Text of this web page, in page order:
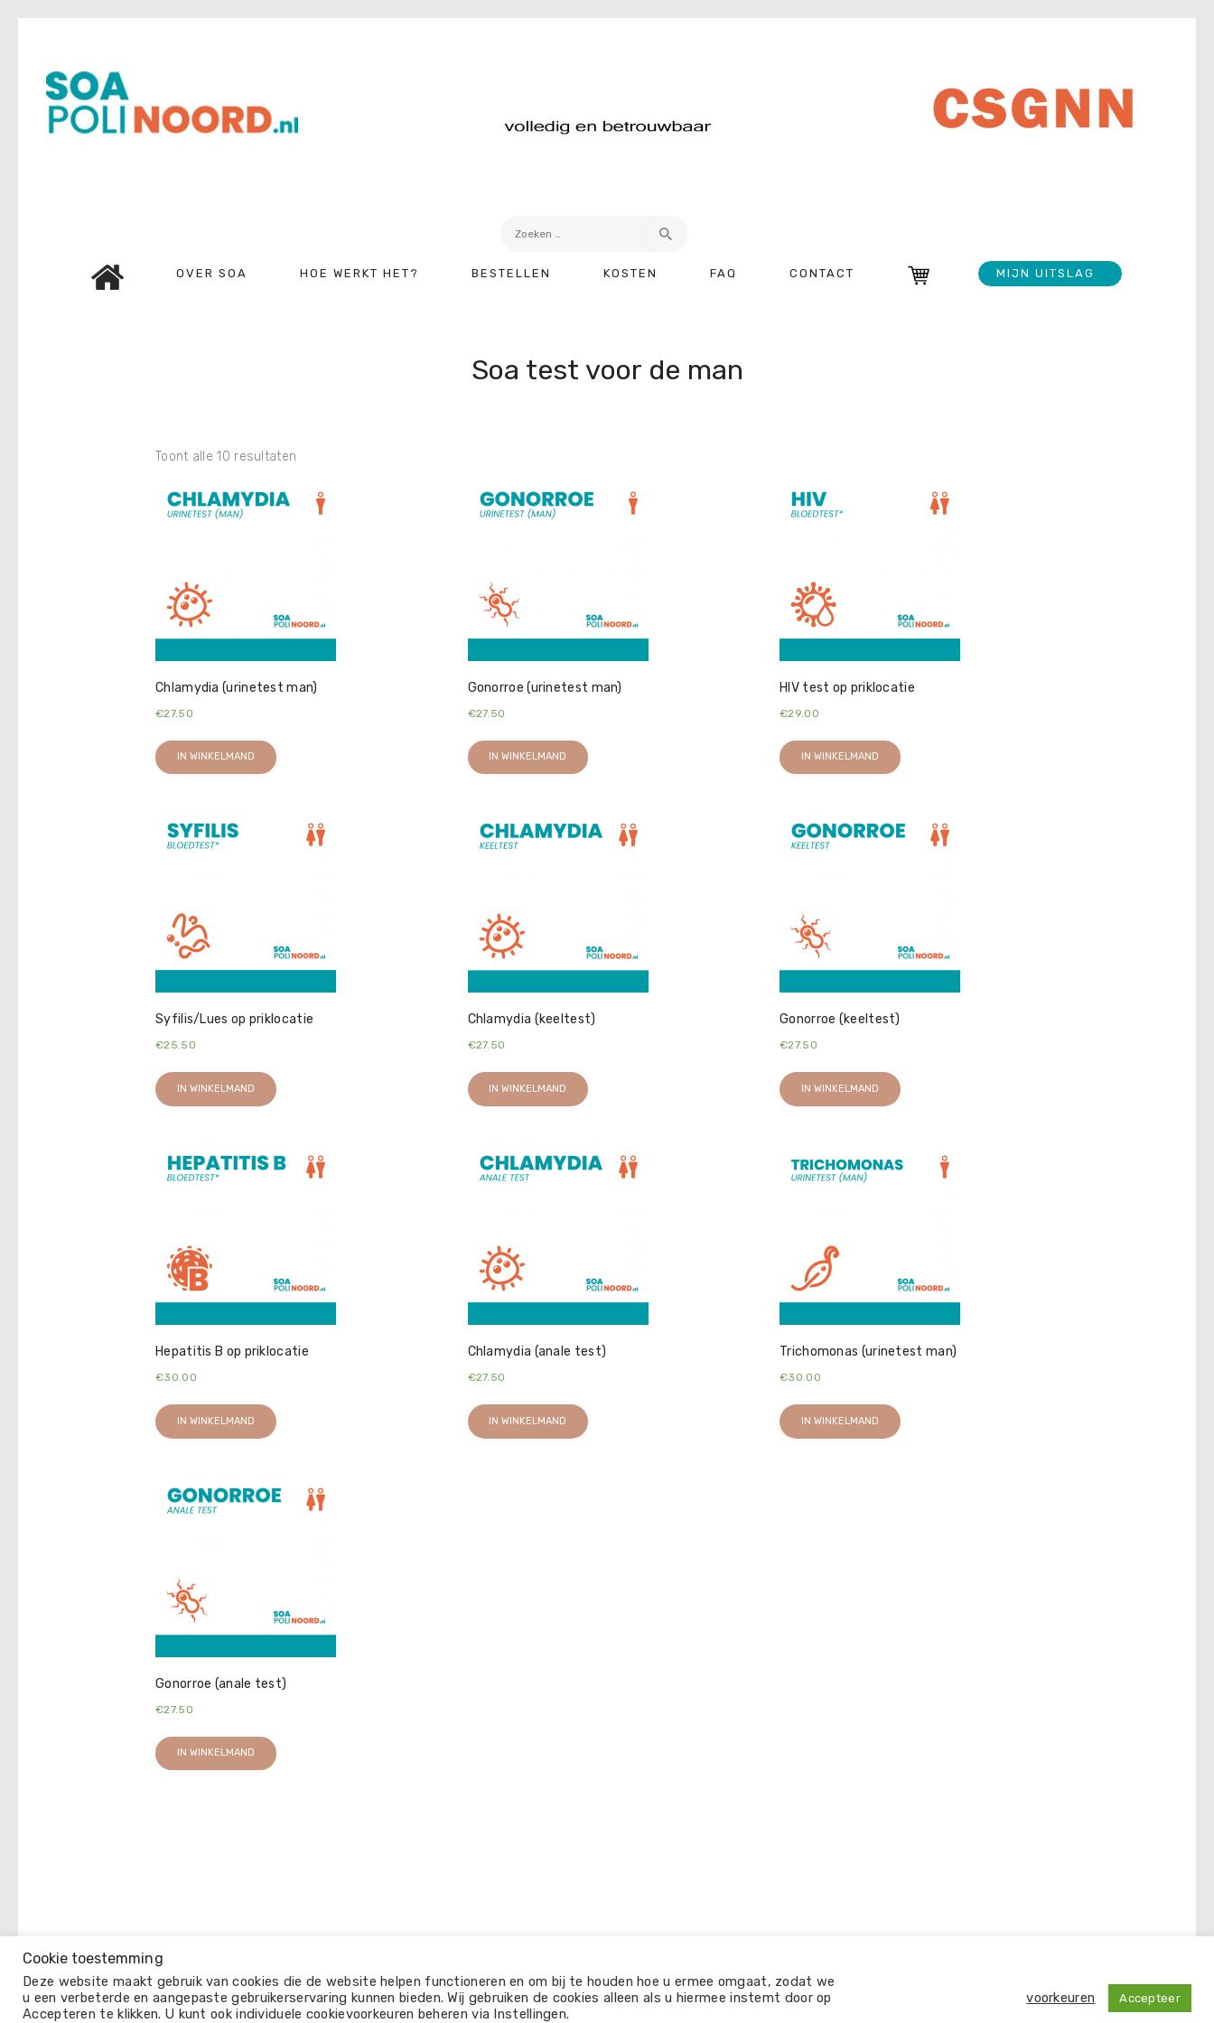
OVER SOA HOE WERKT HET? BESTELLEN KOSTEN FAQ CONTACT MIJN UITSLAG
Soa test voor de man
Over soa
Hoe werkt het?
Bestellen
Contact
Toont alle 10 resultaten
Chlamydia (urinetest man)
€27.50
IN WINKELMAND
Gonorroe (urinetest man)
€27.50
IN WINKELMAND
HIV test op priklocatie
€29.00
IN WINKELMAND
Syfilis/Lues op priklocatie
€25.50
IN WINKELMAND
Chlamydia (keeltest)
€27.50
IN WINKELMAND
Gonorroe (keeltest)
€27.50
IN WINKELMAND
Hepatitis B op priklocatie
€30.00
IN WINKELMAND
Chlamydia (anale test)
€27.50
IN WINKELMAND
Trichomonas (urinetest man)
€30.00
IN WINKELMAND
Gonorroe (anale test)
€27.50
IN WINKELMAND
© 2026
REVIEW
Cookie toestemming
Deze website maakt gebruik van cookies die de website helpen functioneren en om bij te houden hoe u ermee omgaat, zodat we
u een verbeterde en aangepaste gebruikerservaring kunnen bieden. Wij gebruiken de cookies alleen als u hiermee instemt door op
Accepteren te klikken. U kunt ook individuele cookievoorkeuren beheren via Instellingen.
voorkeuren Accepteer